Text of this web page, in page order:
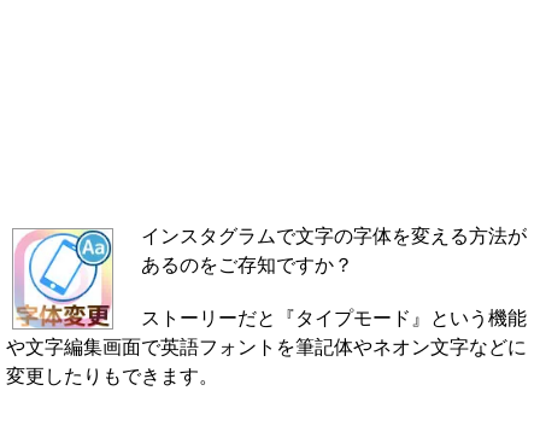
インスタグラムで文字の字体を変える方法が
あるのをご存知ですか？
ストーリーだと『タイプモード』という機能
や文字編集画面で英語フォントを筆記体やネオン文字などに
変更したりもできます。